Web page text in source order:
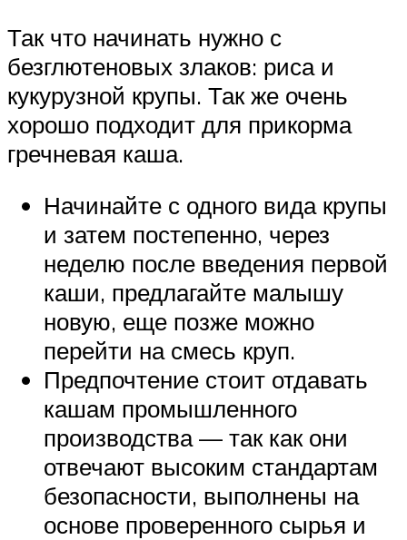
Так что начинать нужно с
безглютеновых злаков: риса и
кукурузной крупы. Так же очень
хорошо подходит для прикорма
гречневая каша.
Начинайте с одного вида крупы
и затем постепенно, через
неделю после введения первой
каши, предлагайте малышу
новую, еще позже можно
перейти на смесь круп.
Предпочтение стоит отдавать
кашам промышленного
производства — так как они
отвечают высоким стандартам
безопасности, выполнены на
основе проверенного сырья и